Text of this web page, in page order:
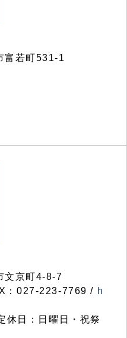
若町531-1
文京町4-8-7
：027-223-7769 / h
日：日曜日・祝祭